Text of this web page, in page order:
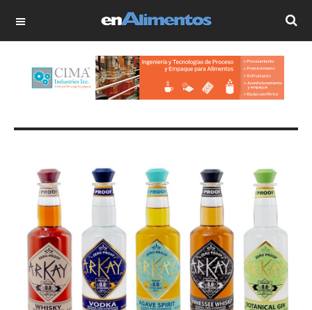
OFF CANVAS